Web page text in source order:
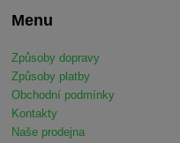
Menu
Způsoby dopravy
Způsoby platby
Obchodní podmínky
Kontakty
Naše prodejna